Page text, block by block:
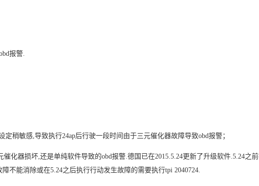
报警.
定稍敏感,导致执行24ap后行驶一段时间由于三元催化器故障导致obd报警；
催化器损坏,还是单纯软件导致的obd报警.德国已在2015.5.24更新了升级软件.5.24之
不能消除或在5.24之后执行行动发生故障的需要执行tpi 2040724.